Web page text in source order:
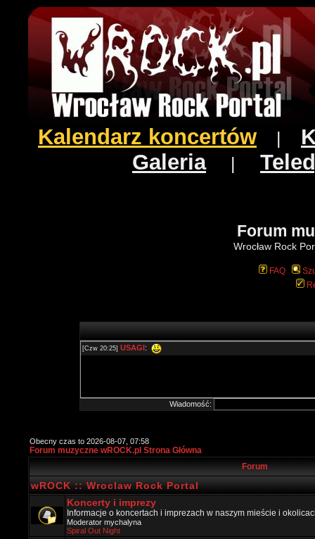
Kalendarz koncertów
Galeria|
Forum
Wrocław Rock
FAQ
Wiadomość:
Obecny czas to 2026-08-07, 07:58
Forum muzyczne wROCK.pl Strona Główna
Forum
wROCK :: Wroclaw Rock Portal
Koncerty i imprezy
Informacje o koncertach i imprezach w naszym mieście i
Moderator mychalyna
Spiral Out Night